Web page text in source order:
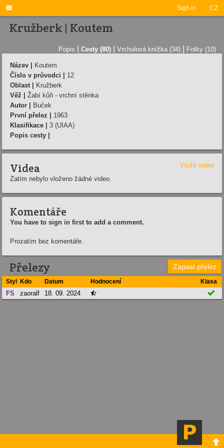
Sign in CZ

Kružberk | Koutem
Popis Cesty (80) Vrcholová knížka (34) Fotky (10)
Název |
Koutem
Číslo v průvodci |
12
Oblast |
Kružberk
Věž |
Žabí kůň - vrchní stěnka
Autor |
Buček
První přelez |
1963
Klasifikace |
3 (UIAA)
Popis cesty |
Videa
Vložit video
Zatím nebylo vloženo žádné video.
Komentáře
You have to sign in first to add a comment.
Prozatím bez komentáře.
Přelezy Zapsat přelez
Styl Kdo Datum Hodnocení Klasa
FS zaoralf 18. 09. 2024  
